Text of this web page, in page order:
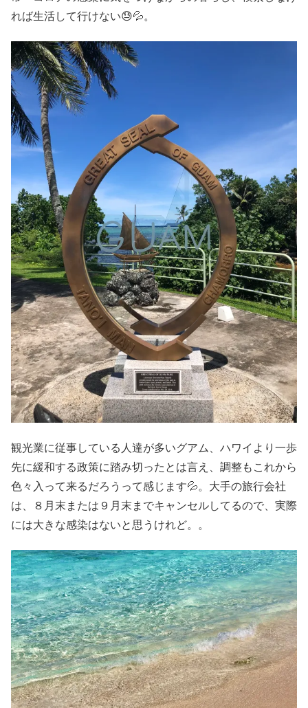
れば生活して行けない😓💦。
観光業に従事している人達が多いグアム、ハワイより一歩
先に緩和する政策に踏み切ったとは言え、調整もこれから
色々入って来るだろうって感じます💦。大手の旅行会社
は、８月末または９月末までキャンセルしてるので、実際
には大きな感染はないと思うけれど。。